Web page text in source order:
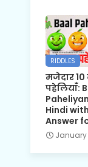
RIDDLES
मजेदार 10
पहेलियाँ:
Hindi with
Answer
January